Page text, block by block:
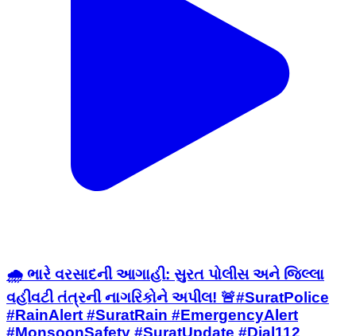
🌧️ ભારે વરસાદની આગાહી: સુરત પોલીસ અને જિલ્લા
વહીવટી તંત્રની નાગરિકોને અપીલ! 🚨 ​#SuratPolice
#RainAlert #SuratRain #EmergencyAlert
#MonsoonSafety #SuratUpdate #Dial112 ​